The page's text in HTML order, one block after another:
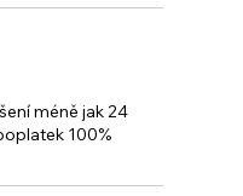
méně jak 24
100%